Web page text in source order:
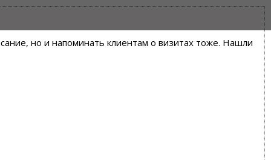
но и напоминать клиентам о визитах тоже. Нашли